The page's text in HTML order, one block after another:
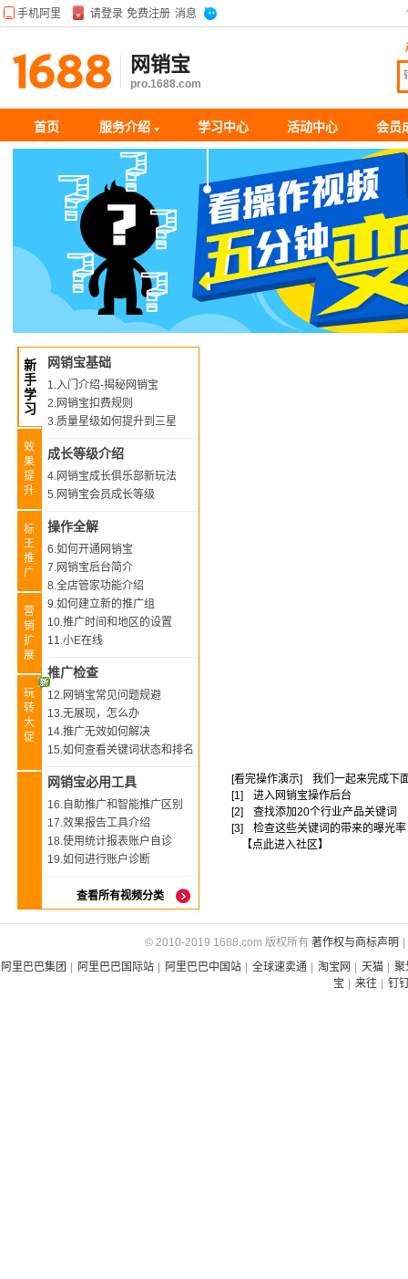
网销宝
pro.1688.com
首页 服务介绍 学习中心 活动中心 会员
新
手
学
习
效
果
提
升
标
王
推
广
营
销
扩
展
玩
转
大
促
网销宝基础
1.入门介绍-揭秘网销宝
2.网销宝扣费规则
3.质量星级如何提升到三星
成长等级介绍
4.网销宝成长俱乐部新玩法
5.网销宝会员成长等级
操作全解
6.如何开通网销宝
7.网销宝后台简介
8.全店管家功能介绍
9.如何建立新的推广组
10.推广时间和地区的设置
11.小E在线
推广检查
12.网销宝常见问题规避
13.无展现，怎么办
14.推广无效如何解决
15.如何查看关键词状态和排名
网销宝必用工具
16.自助推广和智能推广区别
17.效果报告工具介绍
18.使用统计报表账户自诊
19.如何进行账户诊断
查看所有视频分类
[看完操作演示]
我们一起来完成下
[1]
进入网销宝操作后台
[2]
查找添加20个行业产品关键词
[3]
检查这些关键词的带来的曝光率
【点此进入社区】
© 2010-2019 1688.com 版权所有 著作权与商标声明
阿里巴巴集团
阿里巴巴国际站 阿里巴巴中国站 全球速卖通 淘宝网 天猫
聚
宝
来往 钉